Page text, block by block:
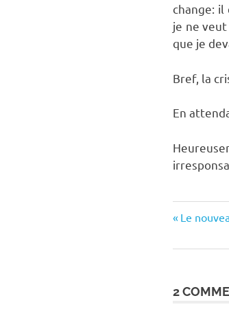
change: il
je ne
que je
Bref, la
En
européens
explication
Post
Previous
Le
2